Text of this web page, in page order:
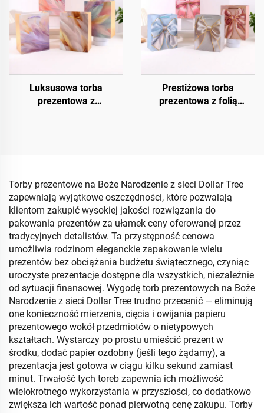
Luksusowa torba
prezentowa z
Prestiżowa torba
prezentowa z folią
Torby prezentowe na Boże Narodzenie z sieci Dollar Tree
zapewniają wyjątkowe oszczędności, które pozwalają
klientom zakupić wysokiej jakości rozwiązania do
pakowania prezentów za ułamek ceny oferowanej przez
tradycyjnych detalistów. Ta przystępność cenowa
umożliwia rodzinom eleganckie zapakowanie wielu
prezentów bez obciążania budżetu świątecznego, czyniąc
uroczyste prezentacje dostępne dla wszystkich, niezależnie
od sytuacji finansowej. Wygodę torb prezentowych na Boże
Narodzenie z sieci Dollar Tree trudno przecenić — eliminują
one konieczność mierzenia, cięcia i owijania papieru
prezentowego wokół przedmiotów o nietypowych
kształtach. Wystarczy po prostu umieścić prezent w
środku, dodać papier ozdobny (jeśli tego żądamy), a
prezentacja jest gotowa w ciągu kilku sekund zamiast
minut. Trwałość tych toreb zapewnia ich możliwość
wielokrotnego wykorzystania w przyszłości, co dodatkowo
zwiększa ich wartość ponad pierwotną cenę zakupu. Torby